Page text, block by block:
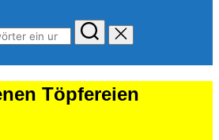
Töpfereien